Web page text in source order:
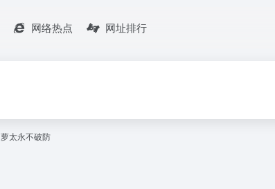
网络热点 网址排行
萝太永不破防